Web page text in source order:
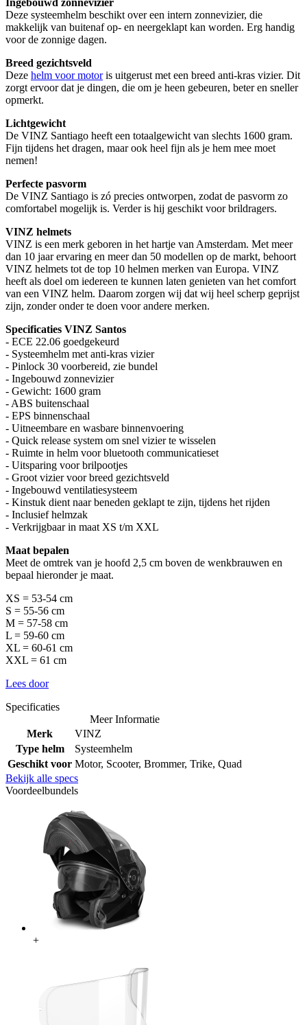
Deze systeemhelm beschikt over een intern zonnevizier, die
makkelijk van buitenaf op- en neergeklapt kan worden. Erg handig
voor de zonnige dagen.
Breed gezichtsveld
Deze helm voor motoris uitgerust met een breed anti-kras vizier. Dit
zorgt ervoor dat je dingen, die om je heen gebeuren, beter en sneller
opmerkt.
Lichtgewicht
De VINZ Santiago heeft een totaalgewicht van slechts 1600 gram.
Fijn tijdens het dragen, maar ook heel fijn als je hem mee moet
nemen!
Perfecte pasvorm
De VINZ Santiago is zó precies ontworpen, zodat de pasvorm zo
comfortabel mogelijk is. Verder is hij geschikt voor brildragers.
VINZ helmets
VINZ is een merk geboren in het hartje van Amsterdam. Met meer
dan 10 jaar ervaring en meer dan 50 modellen op de markt, behoort
VINZ helmets tot de top 10 helmen merken van Europa. VINZ
heeft als doel om iedereen te kunnen laten genieten van het comfort
van een VINZ helm. Daarom zorgen wij dat wij heel scherp geprijst
zijn, zonder onder te doen voor andere merken.
Specificaties VINZ Santos
- ECE 22.06 goedgekeurd
- Systeemhelm met anti-kras vizier
- Pinlock 30 voorbereid, zie bundel
- Ingebouwd zonnevizier
- Gewicht: 1600 gram
- ABS buitenschaal
- EPS binnenschaal
- Uitneembare en wasbare binnenvoering
- Quick release system om snel vizier te wisselen
- Ruimte in helm voor bluetooth communicatieset
- Uitsparing voor brilpootjes
- Groot vizier voor breed gezichtsveld
- Ingebouwd ventilatiesysteem
- Kinstuk dient naar beneden geklapt te zijn, tijdens het rijden
- Inclusief helmzak
- Verkrijgbaar in maat XS t/m XXL
Maat bepalen
Meet de omtrek van je hoofd 2,5 cm boven de wenkbrauwen en
bepaal hieronder je maat.
XS = 53-54 cm
S = 55-56 cm
M = 57-58 cm
L = 59-60 cm
XL = 60-61 cm
XXL = 61 cm
Lees door
Specificaties
Meer Informatie
Merk
VINZ
Type helm
Systeemhelm
Geschikt voor Motor, Scooter, Brommer, Trike, Quad
Bekijk alle specs
Voordeelbundels
+